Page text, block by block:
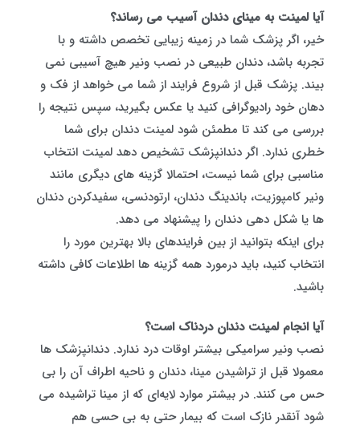
آیا لمینت به مینای دندان آسیب می رساند؟
خیر، اگر پزشک شما در زمینه زیبایی تخصص داشته و با
تجربه باشد، دندان طبیعی در نصب ونیر هیچ آسیبی نمی
بیند. پزشک قبل از شروع فرایند از شما می خواهد از فک و
دهان خود رادیوگرافی کنید یا عکس بگیرید، سپس نتیجه را
بررسی می کند تا مطمئن شود لمینت دندان برای شما
خطری ندارد. اگر دندانپزشک تشخیص دهد لمینت انتخاب
مناسبی برای شما نیست، احتمالا گزینه های دیگری مانند
ونیر کامپوزیت، باندینگ دندان، ارتودنسی، سفیدکردن دندان
ها یا شکل‌ دهی دندان را پیشنهاد می دهد.
برای اینکه بتوانید از بین فرایندهای بالا بهترین مورد را
انتخاب کنید، باید درمورد همه گزینه ها اطلاعات کافی داشته
باشید.
آیا انجام لمینت دندان دردناک است؟
نصب ونیر سرامیکی بیشتر اوقات درد ندارد. دندانپزشک ها
معمولا قبل از تراشیدن مینا، دندان و ناحیه اطراف آن را بی
حس می کنند. در بیشتر موارد لایه‌ای که از مینا تراشیده می
شود آنقدر نازک است که بیمار حتی به بی حسی هم